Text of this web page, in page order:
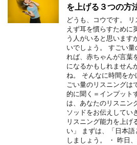
を上げる３つの方
どうも、コウです。
えず耳を慣らすために
う人がいると思います
いでしょう。 すごい
れば、赤ちゃんが言葉
になるかもしれません
ね。 そんなに時間を
ごい量のリスニングは
的に聞く＝インプット
は、あなたのリスニン
ソッドをお伝えして
リスニング能力を上げ
い」 まずは、「日本
しましょう。 ・ 昨日